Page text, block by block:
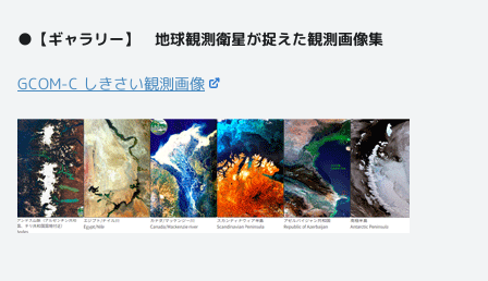
●【ギャラリー】 地球観測衛星が捉えた観測画像集
GCOM-C しきさい観測画像